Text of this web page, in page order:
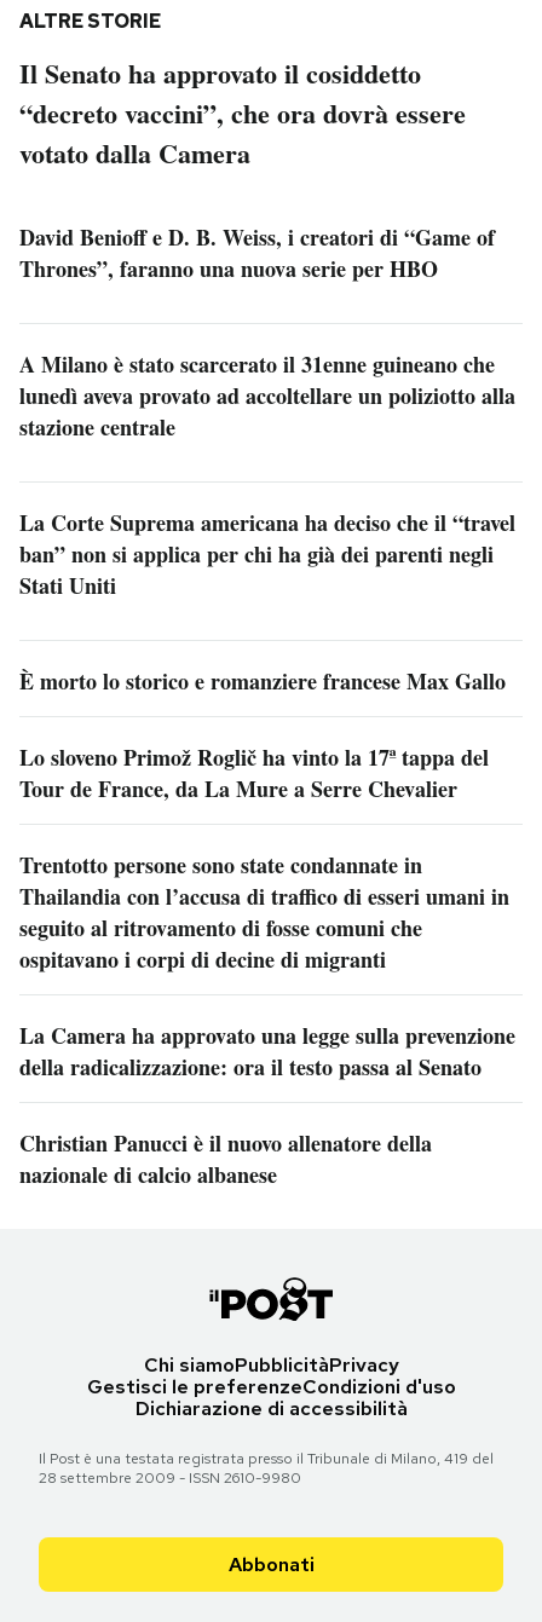
ALTRE STORIE
Il Senato ha approvato il cosiddetto
“decreto vaccini”, che ora dovrà essere
votato dalla Camera
David Benioff e D. B. Weiss, i creatori di “Game of
Thrones”, faranno una nuova serie per HBO
A Milano è stato scarcerato il 31enne guineano che
lunedì aveva provato ad accoltellare un poliziotto alla
stazione centrale
La Corte Suprema americana ha deciso che il “travel
ban” non si applica per chi ha già dei parenti negli
Stati Uniti
È morto lo storico e romanziere francese Max Gallo
Lo sloveno Primož Roglič ha vinto la 17ª tappa del
Tour de France, da La Mure a Serre Chevalier
Trentotto persone sono state condannate in
Thailandia con l’accusa di traffico di esseri umani in
seguito al ritrovamento di fosse comuni che
ospitavano i corpi di decine di migranti
La Camera ha approvato una legge sulla prevenzione
della radicalizzazione: ora il testo passa al Senato
Christian Panucci è il nuovo allenatore della
nazionale di calcio albanese
Chi siamoPubblicitàPrivacy
Gestisci le preferenzeCondizioni d'uso
Dichiarazione di accessibilità
Il Post è una testata registrata presso il Tribunale di Milano, 419 del
28 settembre 2009 - ISSN 2610-9980
Abbonati